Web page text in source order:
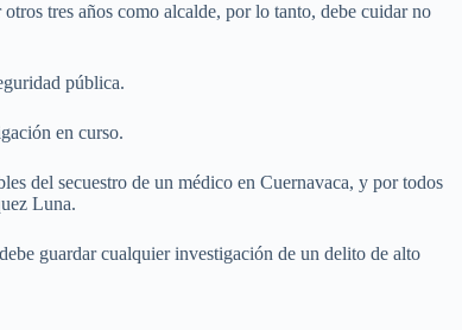
tres años como alcalde, por lo tanto, debe cuidar no
pública.
en curso.
del secuestro de un médico en Cuernavaca, y por todos
Luna.
guardar cualquier investigación de un delito de alto